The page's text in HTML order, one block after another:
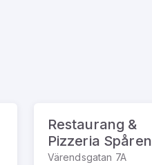
Restaurang &
Pizzeria Spåren
Värendsgatan 7A